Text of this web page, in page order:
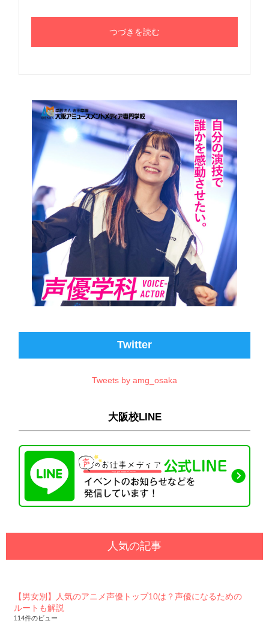
つづきを読む
Twitter
Tweets by amg_osaka
大阪校LINE
人気の記事
【男女別】人気のアニメ声優トップ10は？声優になるための
ルートも解説
114件のビュー